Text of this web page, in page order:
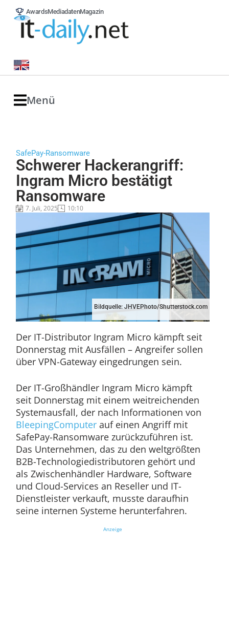
AwardsMediadatenMagazin
Menü
SafePay-Ransomware
Schwerer Hackerangriff:
Ingram Micro bestätigt
Ransomware
7. Juli, 2025 10:10
Bildquelle: JHVEPhoto/Shutterstock.com
Der IT-Distributor Ingram Micro kämpft seit
Donnerstag mit Ausfällen – Angreifer sollen
über VPN-Gateway eingedrungen sein.
Der IT-Großhändler Ingram Micro kämpft
seit Donnerstag mit einem weitreichenden
Systemausfall, der nach Informationen von
BleepingComputer auf einen Angriff mit
SafePay-Ransomware zurückzuführen ist.
Das Unternehmen, das zu den weltgrößten
B2B-Technologiedistributoren gehört und
als Zwischenhändler Hardware, Software
und Cloud-Services an Reseller und IT-
Dienstleister verkauft, musste daraufhin
seine internen Systeme herunterfahren.
Anzeige